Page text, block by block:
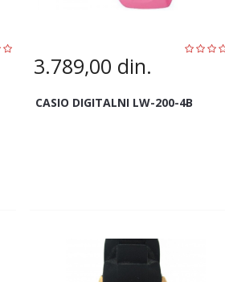
3.789,00 din.
CASIO DIGITALNI LW-200-4B